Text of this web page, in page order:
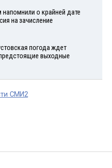
напомнили о крайней дате
на зачисление
погода ждет
выходные
СМИ2